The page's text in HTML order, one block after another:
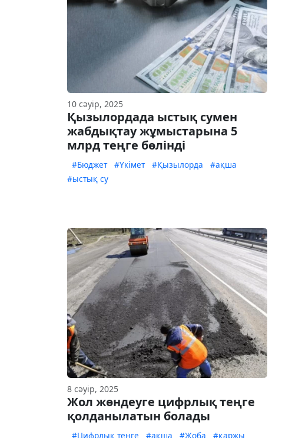
10 сәуір, 2025
Қызылордада ыстық сумен
жабдықтау жұмыстарына 5
млрд теңге бөлінді
#Бюджет #Үкімет #Қызылорда
#ақша
#ыстық су
8 сәуір, 2025
Жол жөндеуге цифрлық теңге
қолданылатын болады
#Цифрлық теңге #ақша #Жоба
#қаржы